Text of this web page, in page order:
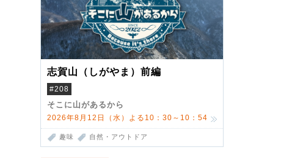
志賀山（しがやま）前編
#208
そこに山があるから
2026年8月12日（水）よる10：30～10：54
趣味 自然・アウトドア